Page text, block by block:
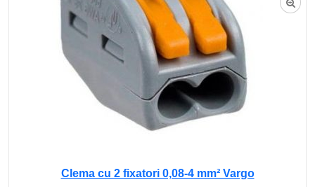
Clema cu 2 fixatori 0,08-4 mm² Vargo